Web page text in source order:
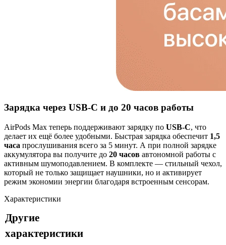
Зарядка через USB-C и до 20 часов работы
AirPods Max теперь поддерживают зарядку по USB-C, что
делает их ещё более удобными. Быстрая зарядка обеспечит 1,5
часа прослушивания всего за 5 минут. А при полной зарядке
аккумулятора вы получите до 20 часов автономной работы с
активным шумоподавлением. В комплекте — стильный чехол,
который не только защищает наушники, но и активирует
режим экономии энергии благодаря встроенным сенсорам.
Характеристики
Другие
характеристики